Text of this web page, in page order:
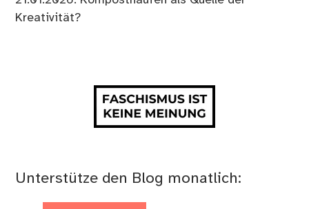
Kreativität?
Unterstütze den Blog monatlich: